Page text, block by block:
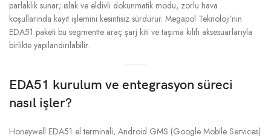
parlaklık sunar; ıslak ve eldivli dokunmatik modu, zorlu hava
koşullarında kayıt işlemini kesintisiz sürdürür. Megapol Teknoloji’nin
EDA51 paketi bu segmentte araç şarj kiti ve taşıma kılıfı aksesuarlarıyla
birlikte yapılandırılabilir.
EDA51 kurulum ve entegrasyon süreci
nasıl işler?
Honeywell EDA51 el terminali, Android GMS (Google Mobile Services)